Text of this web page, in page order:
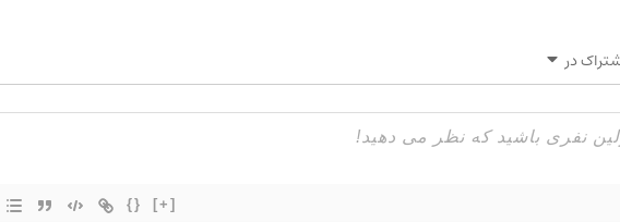
در
{} [+]